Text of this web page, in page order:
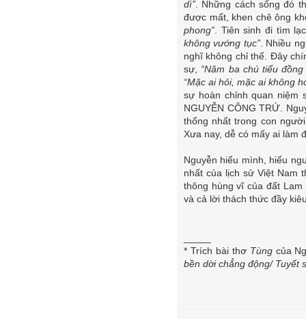
dì”. Những cách sống đó
được mất, khen chê ông
phong”. Tiên sinh đi tìm
không vướng tục”. Nhiều
nghĩ không chỉ thế. Đây
sự, “Năm ba chú tiểu
“Mặc ai hỏi, mặc ai không
sự hoàn chỉnh quan niệm
NGUYỄN CÔNG TRỨ.
thống nhất trong con
Xưa nay, dễ có mấy ai làm
Nguyễn hiểu mình, hiểu
nhất của lịch sử Việt Nam
thông hùng vĩ của đất
và cả lời thách thức đầy
* Trích bài thơ Tùng của
bền dời chẳng động/ Tuyết